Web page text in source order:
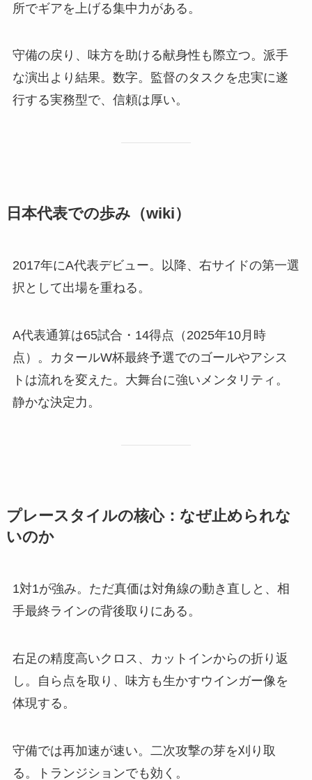
所でギアを上げる集中力がある。
守備の戻り、味方を助ける献身性も際立つ。派手
な演出より結果。数字。監督のタスクを忠実に遂
行する実務型で、信頼は厚い。
日本代表での歩み（wiki）
2017年にA代表デビュー。以降、右サイドの第一選
択として出場を重ねる。
A代表通算は65試合・14得点（2025年10月時
点）。カタールW杯最終予選でのゴールやアシス
トは流れを変えた。大舞台に強いメンタリティ。
静かな決定力。
プレースタイルの核心：なぜ止められな
いのか
1対1が強み。ただ真価は対角線の動き直しと、相
手最終ラインの背後取りにある。
右足の精度高いクロス、カットインからの折り返
し。自ら点を取り、味方も生かすウインガー像を
体現する。
守備では再加速が速い。二次攻撃の芽を刈り取
る。トランジションでも効く。